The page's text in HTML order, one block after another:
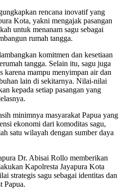
rencana inovatif yang
Kota, yakni mengajak pasangan
untuk menanam sagu sebagai
rumah tangga.
komitmen dan kesetiaan
tangga. Selain itu, sagu juga
mampu menyimpan air dan
lain di sekitarnya. Nilai-nilai
kepada setiap pasangan yang
minimnya masyarakat Papua yang
ekonomi dari komoditas sagu,
satu wilayah dengan sumber daya
Dr. Abisai Rollo memberikan
Kapolresta Jayapura Kota
strategis sagu sebagai identitas dan
Papua.